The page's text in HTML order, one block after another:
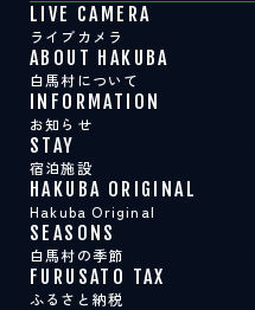
LIVE CAMERA
ライブカメラ
ABOUT HAKUBA
白馬村について
INFORMATION
お知らせ
STAY
宿泊施設
HAKUBA ORIGINAL
Hakuba Original
SEASONS
白馬村の季節
FURUSATO TAX
ふるさと納税